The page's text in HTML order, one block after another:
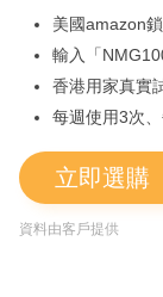
美國amazon
輸入「
香港用家真實
每週使用3次
立即選購
資料由客戶提供